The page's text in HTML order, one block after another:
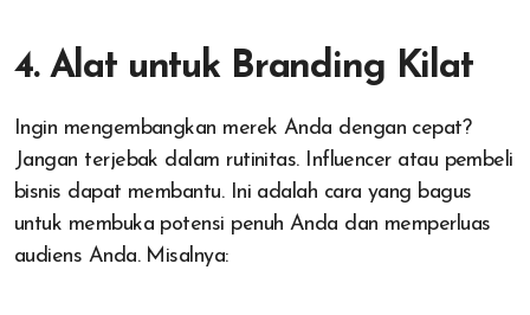
4. Alat untuk Branding Kilat
Ingin mengembangkan merek Anda dengan cepat?
Jangan terjebak dalam rutinitas. Influencer atau pembeli
bisnis dapat membantu. Ini adalah cara yang bagus
untuk membuka potensi penuh Anda dan memperluas
audiens Anda. Misalnya: